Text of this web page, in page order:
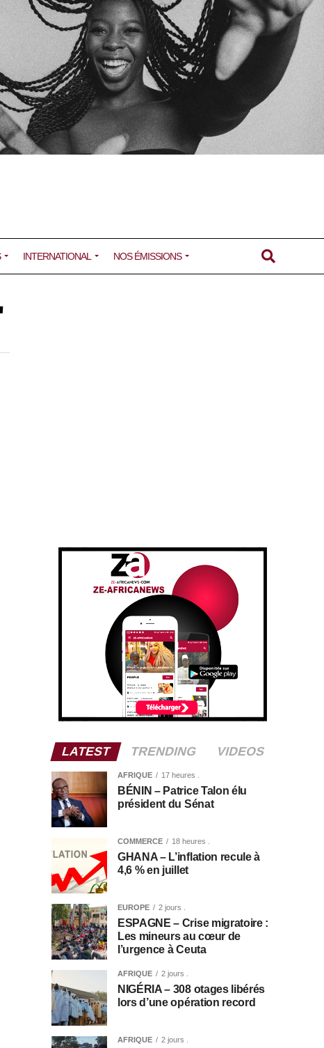
INTERNATIONAL NOS ÉMISSIONS
LATEST TRENDING VIDEOS
AFRIQUE 17 heures .
BÉNIN – Patrice Talon élu
président du Sénat
COMMERCE 18 heures .
GHANA – L’inflation recule à
4,6 % en juillet
EUROPE 2 jours .
ESPAGNE – Crise migratoire :
Les mineurs au cœur de
l’urgence à Ceuta
AFRIQUE 2 jours .
NIGÉRIA – 308 otages libérés
lors d’une opération record
AFRIQUE 2 jours .